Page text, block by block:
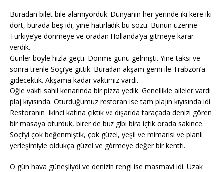
Buradan bilet bile alamıyorduk. Dünyanın her yerinde iki kere iki
dört, burada beş idi, yine hatırladık bu sözü. Bunun üzerine
Türkiye’ye dönmeye ve oradan Hollanda’ya gitmeye karar
verdik.
Günler böyle hızla geçti. Dönme günü gelmişti. Yine taksi ve
sonra trenle Soçi’ye gittik. Buradan akşam gemi ile Trabzon’a
gidecektik. Akşama kadar vaktimiz vardı.
Öğle vakti sahil kenarında bir pizza yedik. Genellikle aileler vardı
plaj kıyısında. Oturduğumuz restoran ise tam plajın kıyısında idi.
Restoranın ikinci katına çıktık ve dışarıda taraçada denizi gören
bir masaya oturduk, birer de buz gibi bira içtik orada sakince.
Soçi’yi çok beğenmiştik, çok güzel, yeşil ve mimarisi ve planlı
yerleşimiyle oldukça güzel ve görmeye değer bir kentti.
O gün hava güneşliydi ve denizin rengi ise masmavi idi. Uzak